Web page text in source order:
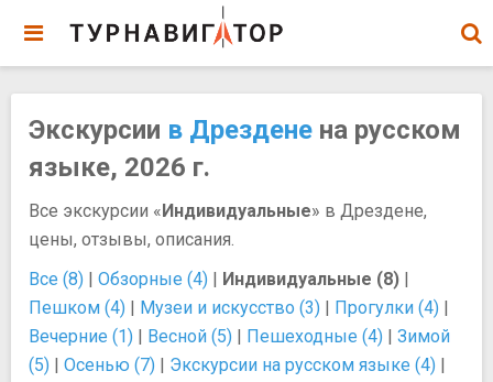
Экскурсии в Дрездене на русском
языке, 2026 г.
Все экскурсии «Индивидуальные» в Дрездене,
цены, отзывы, описания.
Все (8) | Обзорные (4) | Индивидуальные (8) |
Пешком (4) | Музеи и искусство (3) | Прогулки (4) |
Вечерние (1) | Весной (5) | Пешеходные (4) | Зимой
(5) | Осенью (7) | Экскурсии на русском языке (4) |